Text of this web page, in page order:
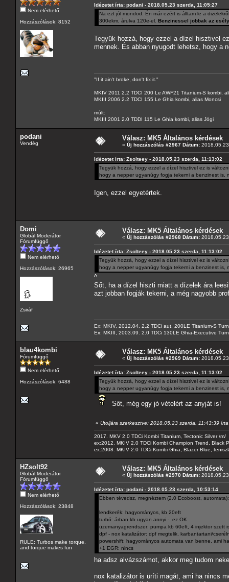
Nem elérhető
Hozzászólások: 8152
Idézetet írta: podani - 2018.05.23 szerda, 11:05:27
Na ezt jól mondod. Én már ezért is álltam le a
300ekm, árulva 120e-el. Benzinessel jobbak az
Tegyük hozzá, hogy ezzel a dízel hisztivel
mennek. És abban nyugodt lehetsz, hogy a
"If it ain't broke, don't fix it."
MKIV 2011 2.2 TDCI 200 Le AWF21 Titanium-S kombi,
MKIII 2006 2.2 TDCI 155 Le Ghia kombi, alias Moncsi
múlt:
MKIII 2001 2.0 TDDI 115 Le Ghia kombi, alias Jógi
podani
Vendég
Válasz: MK5 Általános kérdések
« Új hozzászólás #2967 Dátum:
Idézetet írta: Zsolteey - 2018.05.23 szerda, 11:13:02
Tegyük hozzá, hogy ezzel a dízel hisztivel ez is
hogy a nepper ugyanúgy fogja tekerni a benzinest is,
Igen, ezzel egyetértek.
Domi
Globál Moderátor
Fórumfüggő
Nem elérhető
Hozzászólások: 26965
Zsiráf
Válasz: MK5 Általános kérdések
« Új hozzászólás #2968 Dátum:
Idézetet írta: Zsolteey - 2018.05.23 szerda, 11:13:02
Tegyük hozzá, hogy ezzel a dízel hisztivel ez is
hogy a nepper ugyanúgy fogja tekerni a benzinest is,
^
Sőt, ha a dízel hiszti miatt a dízelek ára
azt jobban fogják tekerni, a még nagyobb
Ex: MKIV, 2012.04. 2.2 TDCi aut. 200LE Titanium-S
Ex: MKIII, 2003.09. 2.0 TDCi 130LE Ghia-Executive
blau4kombi
Fórumfüggő
Nem elérhető
Hozzászólások: 6488
Válasz: MK5 Általános kérdések
« Új hozzászólás #2969 Dátum:
Idézetet írta: Zsolteey - 2018.05.23 szerda, 11:13:02
Tegyük hozzá, hogy ezzel a dízel hisztivel ez is
hogy a nepper ugyanúgy fogja tekerni a benzinest is,
Sőt, még egy jó vételért az anyját is!
« Utoljára szerkesztve: 2018.05.23 szerda, 11:43:39
2017. MKV 2.0 TDCi Kombi Titanium, Tectonic Silver \m/
ex:2012. MKIV 2.0 TDCi Kombi Champion Trend, Black
ex:2008. MKIV 2.0 TDCi Kombi Ghia, Blazer Blue,
HZsolt92
Globál Moderátor
Fórumfüggő
Nem elérhető
Hozzászólások: 23848
RULE: Turbos make torque,
and torque makes fun
Válasz: MK5 Általános kérdések
« Új hozzászólás #2970 Dátum:
Idézetet írta: podani - 2018.05.23 szerda, 10:53:14
Ebben tévedsz, megnéztem (2.0 Ecoboost, automata):
lendkerék: hagyományos, kb 20eft
turbó: árban kb ugyan annyi - ez OK
üzemanyagrendszer: pumpa kb 60eft, 4 injektor szett
dpf - nox katalizátor: dpf megtelik, karbantartani/
powershift: hagyományos automata van benne, ami
+1 EGR: nincs
ha adsz alvázszámot, akkor meg tudom
nox katalizátor is üríti magát, ami ha nincs